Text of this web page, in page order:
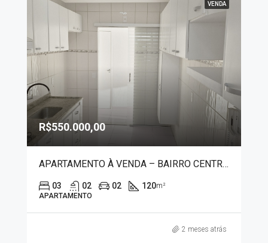
VENDA
R$550.000,00
APARTAMENTO À VENDA – BAIRRO CENTRO 9532
03 02 02 120m²
APARTAMENTO
2 meses atrás